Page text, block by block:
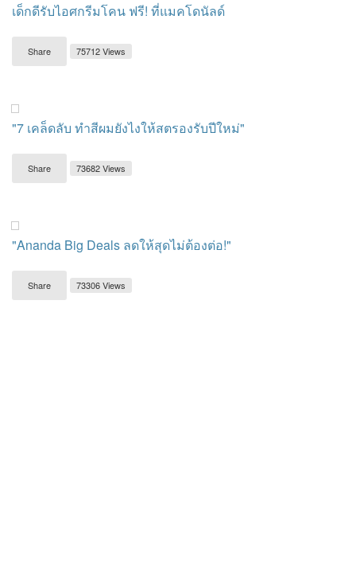
เด็กดีรับไอศกรีมโคน ฟรี! ที่แมคโดนัลด์
Share 75712 Views
"7 เคล็ดลับ ทำสีผมยังไงให้สตรองรับปีใหม่"
Share 73682 Views
"Ananda Big Deals ลดให้สุดไม่ต้องต่อ!"
Share 73306 Views